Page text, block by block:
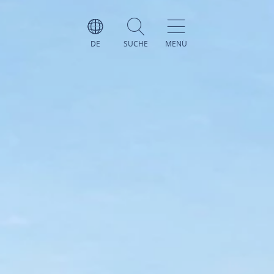
DE SUCHE MENÜ